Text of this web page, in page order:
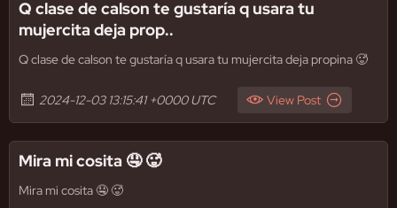
Q clase de calson te gustaría q usara tu
mujercita deja prop..
Q clase de calson te gustaría q usara tu mujercita deja propina 🥵
2024-12-03 13:15:41 +0000 UTC View Post
Mira mi cosita 🤤 🥵
Mira mi cosita 🤤 🥵